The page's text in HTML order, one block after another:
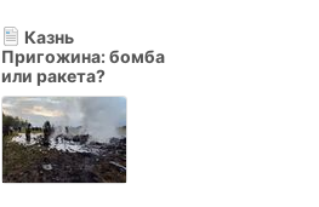
Казнь
Пригожина: бомба
или ракета?